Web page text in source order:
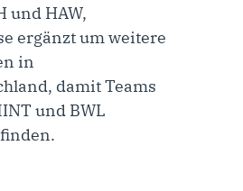
und HAW,
ergänzt um weitere
in
damit Teams
und BWL